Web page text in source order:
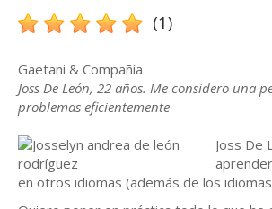
(1)
Gaetani & Compañía
Joss De León, 22 años. Me considero una
problemas eficientemente
Joss De
en otros idiomas (además de los